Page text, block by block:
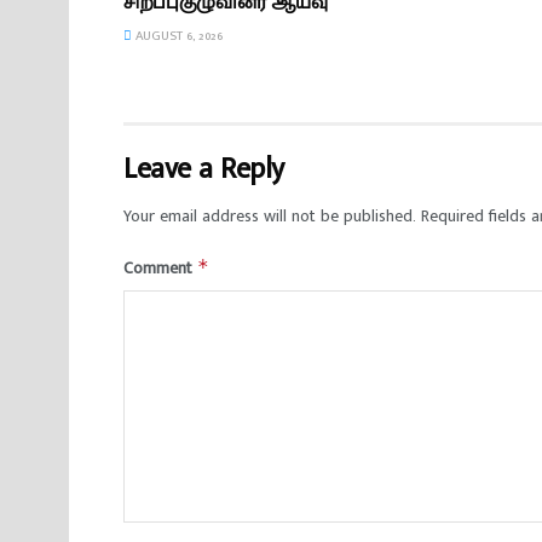
AUGUST 6, 2026
Leave a Reply
Your email address will not be published. Required fields
Comment *